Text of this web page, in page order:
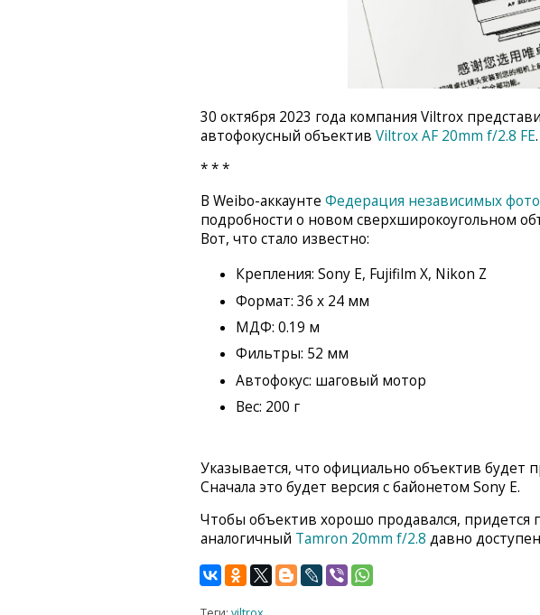
30 октября 2023 года компания Viltrox
автофокусный объектив Viltrox AF 20mm f/2.8 FE.
* * *
В Weibo-аккаунте Федерация независимых
подробности о новом сверхширокоугольном
Вот, что стало известно:
Крепления: Sony E, Fujifilm X, Nikon Z
Формат: 36 x 24 мм
МДФ: 0.19 м
Фильтры: 52 мм
Автофокус: шаговый мотор
Вес: 200 г
Указывается, что официально объектив будет
Сначала это будет версия с байонетом Sony E.
Чтобы объектив хорошо продавался, придется
аналогичный Tamron 20mm f/2.8 давно